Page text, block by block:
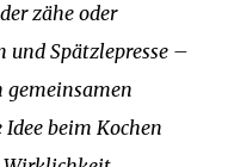
zähe oder
und Spätzlepresse –
beim Kochen